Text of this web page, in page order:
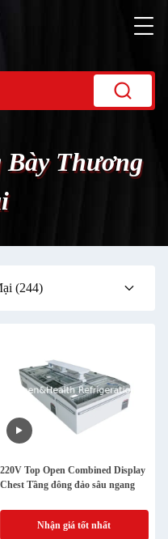
Thương
(244)
220V Top Open Combined Display
Chest Tầng đông đảo sâu ngang
Nhận giá tốt nhất